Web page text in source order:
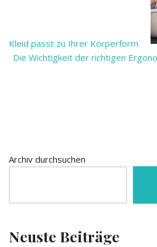
Kleid passt zu Ihrer Körperform
Die Wichtigkeit der richtigen
Archiv durchsuchen
Neuste Beiträge